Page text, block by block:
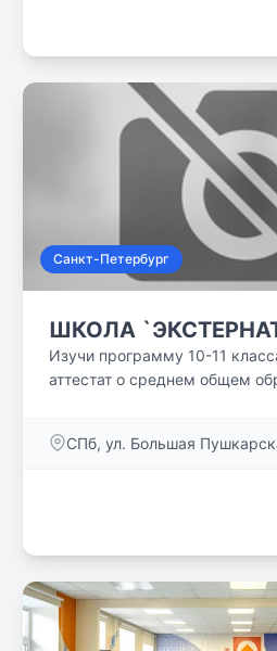
Санкт-Петербург
ШКОЛА
Изучи программу 10-11
аттестат о среднем общем
среднюю школу,
аттестат о среднем общем
СПб, ул. Большая